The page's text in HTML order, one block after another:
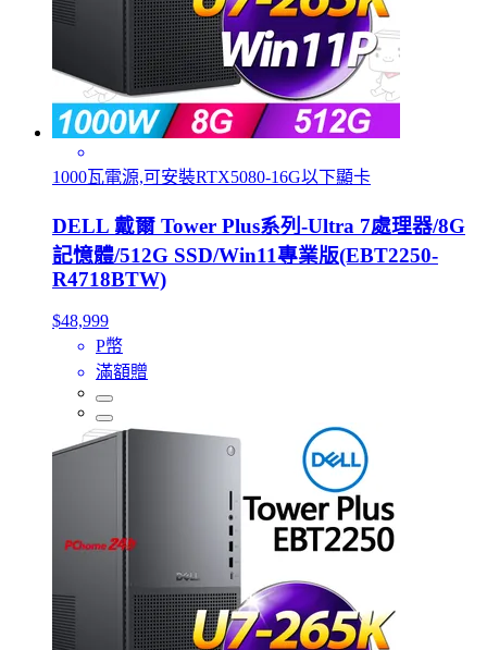
1000瓦電源,可安裝RTX5080-16G以下顯卡
DELL 戴爾 Tower Plus系列-Ultra 7處理器/8G
記憶體/512G SSD/Win11專業版(EBT2250-
R4718BTW)
$48,999
P幣
滿額贈